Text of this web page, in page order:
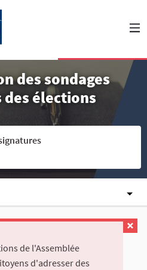
des sondages
élections
de l'Assemblée
d'adresser des